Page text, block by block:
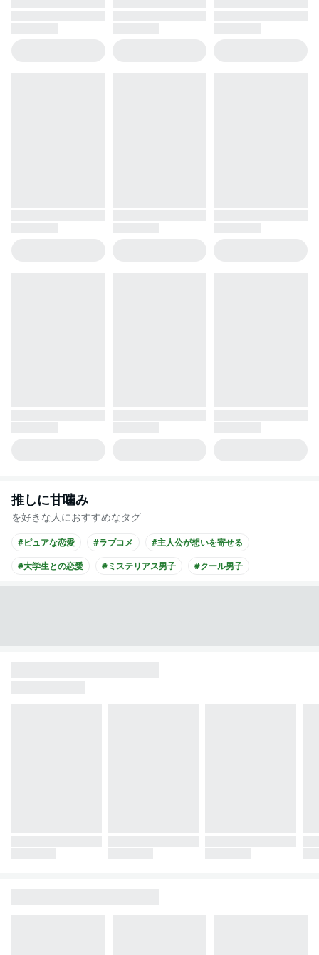
推しに甘噛み
を好きな人におすすめなタグ
#ピュアな恋愛 #ラブコメ
#主人公が想いを寄せる
#大学生との恋愛
#ミステリアス男子 #クール男子